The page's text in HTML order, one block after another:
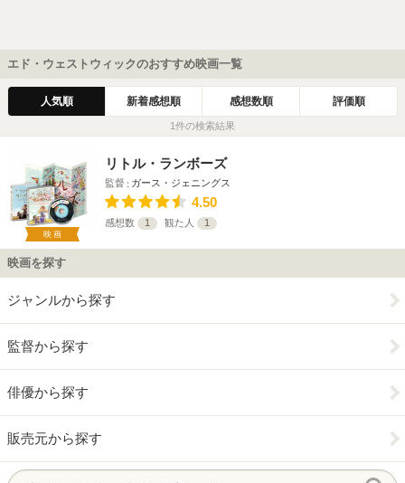
エド・ウェストウィックのおすすめ映画一覧
人気順 新着感想順 感想数順 評価順
1件の検索結果
映画
リトル・ランボーズ
監督 ガース・ジェニングス
4.50
感想数 1 観た人 1
映画を探す
ジャンルから探す
監督から探す
俳優から探す
販売元から探す